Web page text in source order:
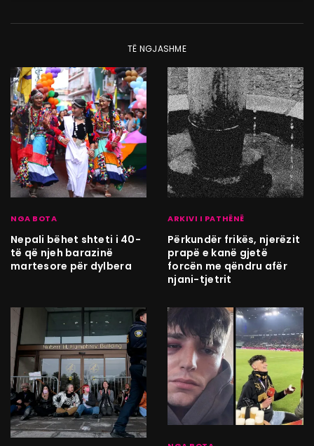
TË NGJASHME
NGA BOTA
Nepali bëhet shteti i 40-
të që njeh barazinë
martesore për dylbera
ARKIVI I PATHËNË
Përkundër frikës, njerëzit
prapë e kanë gjetë
forcën me qëndru afër
njani-tjetrit